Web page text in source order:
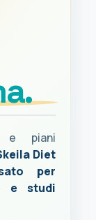
e piani
Diet
per
e studi